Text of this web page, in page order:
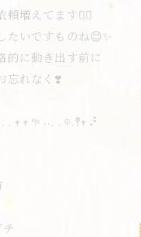
増えてます🙂‍↕️
いですものね😊✨
的に動き出す前に
忘れなく❣️
. 𖥧 𖥧 𖧧 ˒˒. . 𖡼.𖤣𖥧 ⠜